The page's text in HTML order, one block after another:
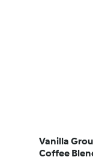
Vanilla
Coffee